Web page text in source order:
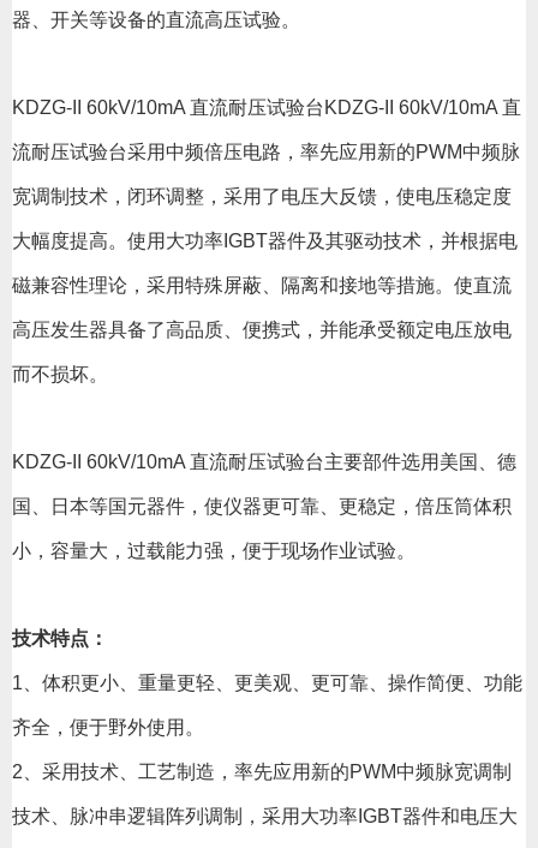
器、开关等设备的直流高压试验。
KDZG-II 60kV/10mA 直流耐压试验台KDZG-II 60kV/10mA 直
流耐压试验台采用中频倍压电路，率先应用新的PWM中频脉
宽调制技术，闭环调整，采用了电压大反馈，使电压稳定度
大幅度提高。使用大功率IGBT器件及其驱动技术，并根据电
磁兼容性理论，采用特殊屏蔽、隔离和接地等措施。使直流
高压发生器具备了高品质、便携式，并能承受额定电压放电
而不损坏。
KDZG-II 60kV/10mA 直流耐压试验台主要部件选用美国、德
国、日本等国元器件，使仪器更可靠、更稳定，倍压筒体积
小，容量大，过载能力强，便于现场作业试验。
技术特点：
1、体积更小、重量更轻、更美观、更可靠、操作简便、功能
齐全，便于野外使用。
2、采用技术、工艺制造，率先应用新的PWM中频脉宽调制
技术、脉冲串逻辑阵列调制，采用大功率IGBT器件和电压大